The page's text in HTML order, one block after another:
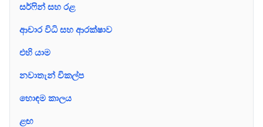
සර්ෆින් සහ රළ
ආචාර විධි සහ ආරක්ෂාව
එහි යාම
නවාතැන් විකල්ප
හොඳම කාලය
ළඟ